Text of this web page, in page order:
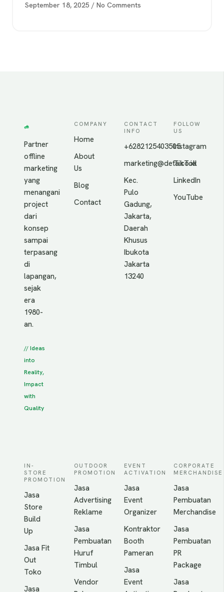
September 18, 2025 No Comments
Partner
offline
marketing
yang
menangani
project
dari
konsep
sampai
terpasang
di
lapangan,
sejak
era
1980-
an.
// Ideas
into
Reality,
Impact
with
Quality
COMPANY
Home
About
Us
Blog
Contact
CONTACT
INFO
+6282125403505
marketing@deta.co.id
Kec.
Pulo
Gadung,
Jakarta,
Daerah
Khusus
Ibukota
Jakarta
13240
FOLLOW
US
Instagram
TikTok
LinkedIn
YouTube
IN-
STORE
PROMOTION
Jasa
Store
Build
Up
Jasa Fit
Out
Toko
Jasa
OUTDOOR
PROMOTION
Jasa
Advertising
Reklame
Jasa
Pembuatan
Huruf
Timbul
Vendor
EVENT
ACTIVATION
Jasa
Event
Organizer
Kontraktor
Booth
Pameran
Jasa
Event
CORPORATE
MERCHANDISE
Jasa
Pembuatan
Merchandise
Jasa
Pembuatan
PR
Package
Jasa